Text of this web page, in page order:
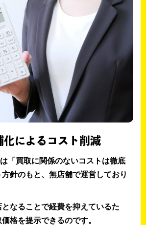
化によるコスト削減
「買取に関係のないコストは徹底
針のもと、無店舗で運営しており
なることで経費を抑えているた
格を提示できるのです。